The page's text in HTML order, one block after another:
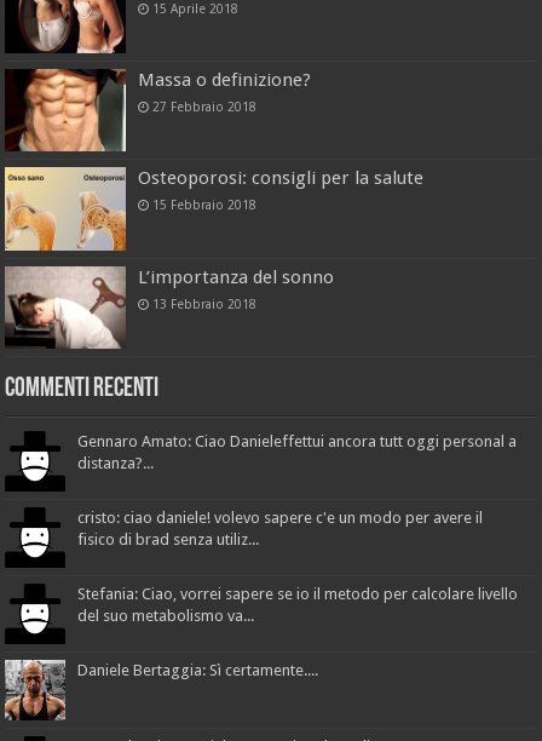
15 Aprile 2018
Massa o definizione?
27 Febbraio 2018
Osteoporosi: consigli per la salute
15 Febbraio 2018
L’importanza del sonno
13 Febbraio 2018
Commenti recenti
Gennaro Amato: Ciao Danieleffettui ancora tutt oggi personal a
distanza?...
cristo: ciao daniele! volevo sapere c'e un modo per avere il
fisico di brad senza utiliz...
Stefania: Ciao, vorrei sapere se io il metodo per calcolare livello
del suo metabolismo va...
Daniele Bertaggia: Sì certamente....